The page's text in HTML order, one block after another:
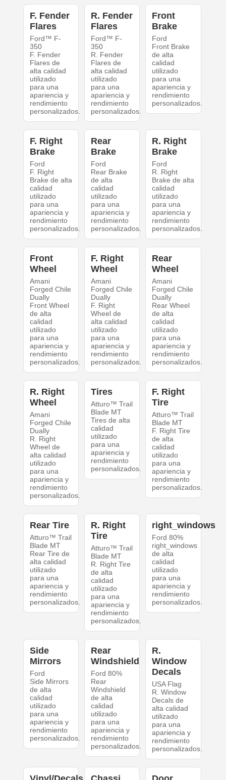
F. Fender
Flares
Ford™ F-
350
F. Fender
Flares de
alta calidad
utilizado
para una
apariencia y
rendimiento
personalizados.
R. Fender
Flares
Ford™ F-
350
R. Fender
Flares de
alta calidad
utilizado
para una
apariencia y
rendimiento
personalizados.
Front
Brake
Ford
Front Brake
de alta
calidad
utilizado
para una
apariencia y
rendimiento
personalizados.
F. Right
Brake
Ford
F. Right
Brake de alta
calidad
utilizado
para una
apariencia y
rendimiento
personalizados.
Rear
Brake
Ford
Rear Brake
de alta
calidad
utilizado
para una
apariencia y
rendimiento
personalizados.
R. Right
Brake
Ford
R. Right
Brake de alta
calidad
utilizado
para una
apariencia y
rendimiento
personalizados.
Front
Wheel
Amani
Forged Chile
Dually
Front Wheel
de alta
calidad
utilizado
para una
apariencia y
rendimiento
personalizados.
F. Right
Wheel
Amani
Forged Chile
Dually
F. Right
Wheel de
alta calidad
utilizado
para una
apariencia y
rendimiento
personalizados.
Rear
Wheel
Amani
Forged Chile
Dually
Rear Wheel
de alta
calidad
utilizado
para una
apariencia y
rendimiento
personalizados.
R. Right
Wheel
Amani
Forged Chile
Dually
R. Right
Wheel de
alta calidad
utilizado
para una
apariencia y
rendimiento
personalizados.
Tires
Atturo™ Trail
Blade MT
Tires de alta
calidad
utilizado
para una
apariencia y
rendimiento
personalizados.
F. Right
Tire
Atturo™ Trail
Blade MT
F. Right Tire
de alta
calidad
utilizado
para una
apariencia y
rendimiento
personalizados.
Rear Tire
Atturo™ Trail
Blade MT
Rear Tire de
alta calidad
utilizado
para una
apariencia y
rendimiento
personalizados.
R. Right
Tire
Atturo™ Trail
Blade MT
R. Right Tire
de alta
calidad
utilizado
para una
apariencia y
rendimiento
personalizados.
right_windows
Ford 80%
right_windows
de alta
calidad
utilizado
para una
apariencia y
rendimiento
personalizados.
Side
Mirrors
Ford
Side Mirrors
de alta
calidad
utilizado
para una
apariencia y
rendimiento
personalizados.
Rear
Windshield
Ford 80%
Rear
Windshield
de alta
calidad
utilizado
para una
apariencia y
rendimiento
personalizados.
R.
Window
Decals
USA Flag
R. Window
Decals de
alta calidad
utilizado
para una
apariencia y
rendimiento
personalizados.